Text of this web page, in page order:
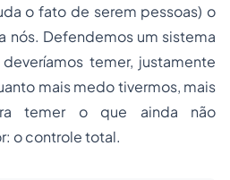
o fato de serem pessoas) o
nós. Defendemos um sistema
temer, justamente
mais medo tivermos, mais
temer o que ainda não
o controle total.